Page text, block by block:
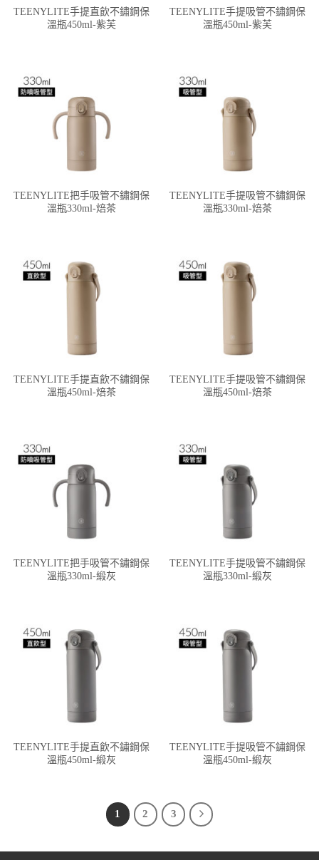
TEENYLITE手提直飲不鏽鋼保
溫瓶450ml-紫芙
TEENYLITE手提吸管不鏽鋼保
溫瓶450ml-紫芙
TEENYLITE把手吸管不鏽鋼保
溫瓶330ml-焙茶
TEENYLITE手提吸管不鏽鋼保
溫瓶330ml-焙茶
TEENYLITE手提直飲不鏽鋼保
溫瓶450ml-焙茶
TEENYLITE手提吸管不鏽鋼保
溫瓶450ml-焙茶
TEENYLITE把手吸管不鏽鋼保
溫瓶330ml-緞灰
TEENYLITE手提吸管不鏽鋼保
溫瓶330ml-緞灰
TEENYLITE手提直飲不鏽鋼保
溫瓶450ml-緞灰
TEENYLITE手提吸管不鏽鋼保
溫瓶450ml-緞灰
1 2 3